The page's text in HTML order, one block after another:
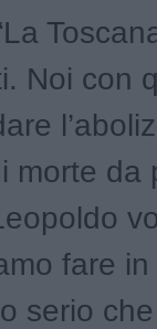
Noi con
morte da
fare
serio